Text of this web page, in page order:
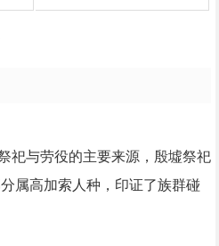
祀与劳役的主要来源，殷墟祭祀
属高加索人种，印证了族群碰